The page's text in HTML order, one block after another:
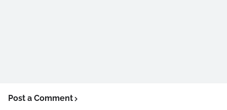
Post a Comment